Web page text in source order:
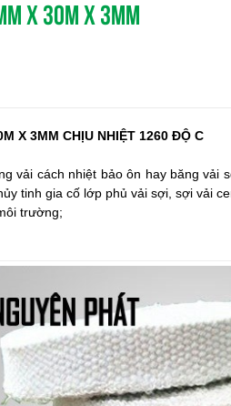
X 30M X 3MM
X 3MM CHỊU NHIỆT 1260 ĐỘ C
vải cách nhiệt bảo ôn hay băng
tinh gia cố lớp phủ vải sợi, sợi vải
trường;